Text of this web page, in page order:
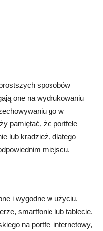
sposobów
one na wydrukowaniu
go w
pamiętać, że portfele
lub kradzież, dlatego
miejscu.
i wygodne w użyciu.
smartfonie lub tablecie.
na portfel internetowy,